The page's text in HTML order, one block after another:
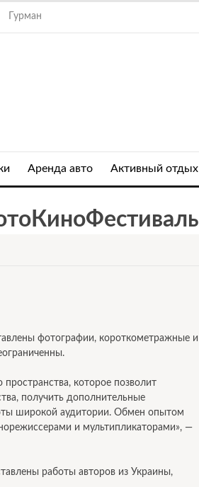
Гурман
Аренда авто Активный отдых
фотографии, короткометражные и
которое позволит
получить дополнительные
широкой аудитории. Обмен опытом
и мультипликаторами», —
работы авторов из Украины,